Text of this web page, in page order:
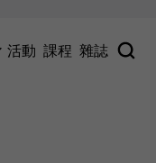
活動 課程 雜誌